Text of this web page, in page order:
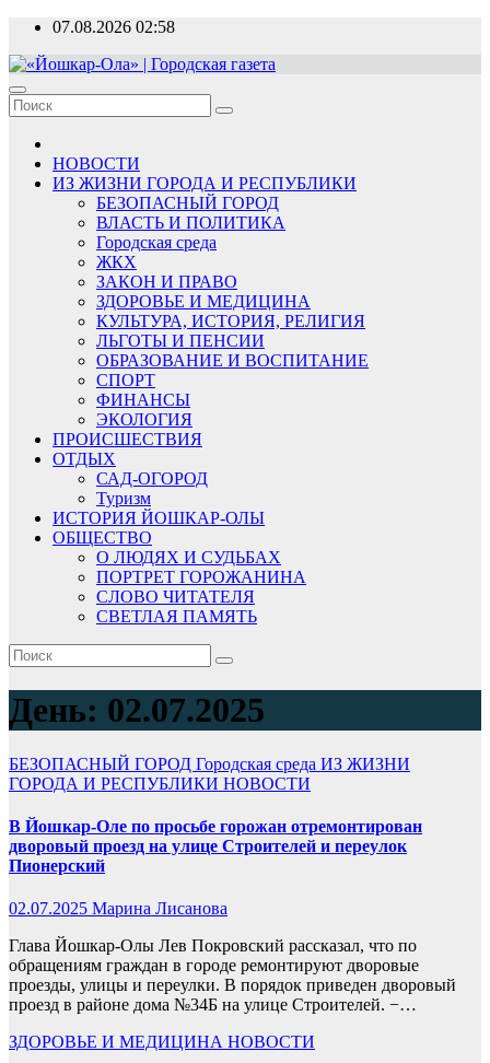
Перейти
содержимому
07.08.2026 02:58
«Йошкар-Ола» | Городская газета
Новости, события, люди
НОВОСТИ
ИЗ ЖИЗНИ ГОРОДА И РЕСПУБЛИКИ
БЕЗОПАСНЫЙ ГОРОД
ВЛАСТЬ И ПОЛИТИКА
Городская среда
ЖКХ
ЗАКОН И ПРАВО
ЗДОРОВЬЕ И МЕДИЦИНА
КУЛЬТУРА, ИСТОРИЯ, РЕЛИГИЯ
ЛЬГОТЫ И ПЕНСИИ
ОБРАЗОВАНИЕ И ВОСПИТАНИЕ
СПОРТ
ФИНАНСЫ
ЭКОЛОГИЯ
ПРОИСШЕСТВИЯ
ОТДЫХ
САД-ОГОРОД
Туризм
ИСТОРИЯ ЙОШКАР-ОЛЫ
ОБЩЕСТВО
О ЛЮДЯХ И СУДЬБАХ
ПОРТРЕТ ГОРОЖАНИНА
СЛОВО ЧИТАТЕЛЯ
СВЕТЛАЯ ПАМЯТЬ
День: 02.07.2025
БЕЗОПАСНЫЙ ГОРОД Городская среда ИЗ ЖИЗНИ
ГОРОДА И РЕСПУБЛИКИ НОВОСТИ
В Йошкар-Оле по просьбе горожан отремонтирован
дворовый проезд на улице Строителей и переулок
Пионерский
02.07.2025 Марина Лисанова
Глава Йошкар-Олы Лев Покровский рассказал, что по
обращениям граждан в городе ремонтируют дворовые
проезды, улицы и переулки. В порядок приведен дворовый
проезд в районе дома №34Б на улице Строителей. −…
ЗДОРОВЬЕ И МЕДИЦИНА НОВОСТИ